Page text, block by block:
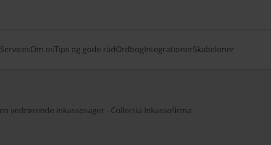
ServicesOm osTips og gode rådOrdbogIntegrationerSkabeloner